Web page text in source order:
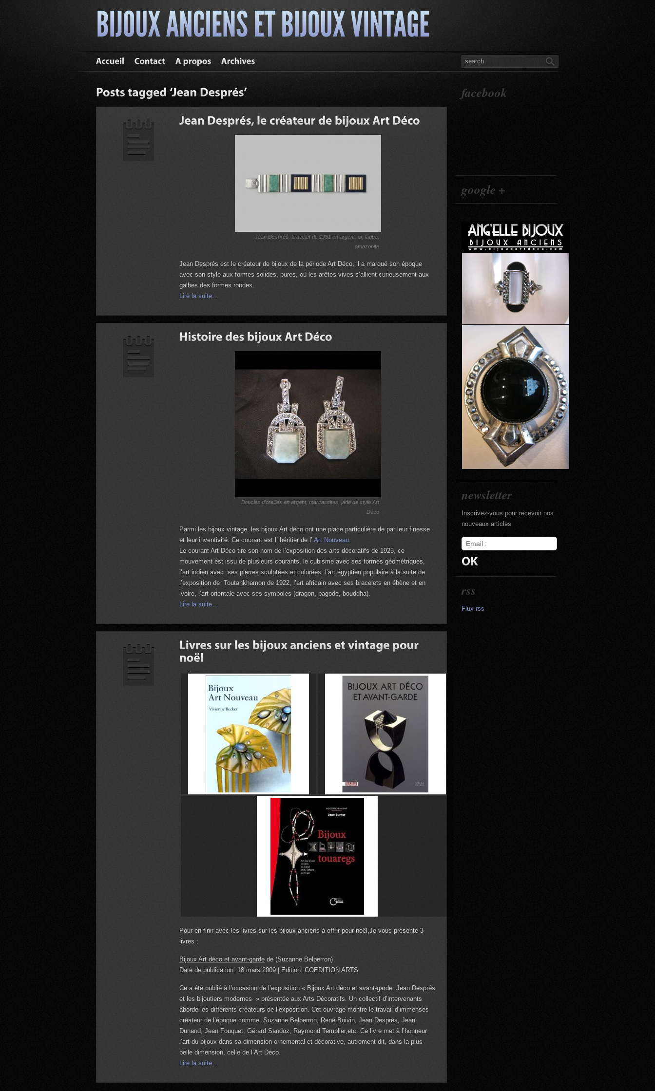
facebook
google +
newsletter
Inscrivez-vous pour recevoir nos
nouveaux articles
rss
Flux rss
Jean Després, bracelet de 1931 en argent, or, laque,
amazonite
Jean Després est le créateur de bijoux de la période Art Déco, il a marqué son époque
avec son style aux formes solides, pures, où les arêtes vives s’allient curieusement aux
galbes des formes rondes.
Lire la suite…
Boucles d’oreilles en argent, marcassites, jade de style Art
Déco
Parmi les bijoux vintage, les bijoux Art déco ont une place particulière de par leur finesse
et leur inventivité. Ce courant est l’ héritier de l’ Art Nouveau
Le courant Art Déco tire son nom de l’exposition des arts décoratifs de 1925, ce
mouvement est issu de plusieurs courants, le cubisme avec ses formes géométriques,
l’art indien avec ses pierres sculptées et colorées, l’art égyptien populaire à la suite de
l’exposition de Toutankhamon de 1922, l’art africain avec ses bracelets en ébène et en
ivoire, l’art orientale avec ses symboles (dragon, pagode, bouddha).
Lire la suite…
Pour en finir avec les livres sur les bijoux anciens à offrir pour noël,Je vous présente 3
livres :
Bijoux Art déco et avant-garde de (Suzanne Belperron)
Date de publication: 18 mars 2009 | Edition: COEDITION ARTS
Ce a été publié à l’occasion de l’exposition « Bijoux Art déco et avant-garde. Jean Després
et les bijoutiers modernes » présentée aux Arts Décoratifs. Un collectif d’intervenants
aborde les différents créateurs de l’exposition. Cet ouvrage montre le travail d’immenses
créateur de l’époque comme Suzanne Belperron, René Boivin, Jean Després, Jean
Dunand, Jean Fouquet, Gérard Sandoz, Raymond Templier,etc..Ce livre met à l’honneur
l’art du bijoux dans sa dimension ornemental et décorative, autrement dit, dans la plus
belle dimension, celle de l’Art Déco.
Lire la suite…